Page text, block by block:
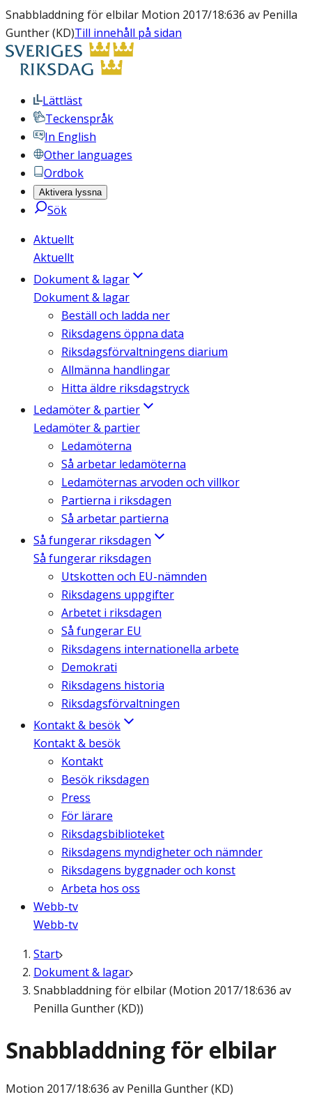
Snabbladdning för elbilar Motion 2017/18:636 av Penilla
Gunther (KD)Till innehåll på sidan
Lättläst
Teckenspråk
In English
Other languages
Ordbok
Aktivera lyssna
Sök
Aktuellt
Aktuellt
Dokument & lagar
Dokument & lagar
Beställ och ladda ner
Riksdagens öppna data
Riksdagsförvaltningens diarium
Allmänna handlingar
Hitta äldre riksdagstryck
Ledamöter & partier
Ledamöter & partier
Ledamöterna
Så arbetar ledamöterna
Ledamöternas arvoden och villkor
Partierna i riksdagen
Så arbetar partierna
Så fungerar riksdagen
Så fungerar riksdagen
Utskotten och EU-nämnden
Riksdagens uppgifter
Arbetet i riksdagen
Så fungerar EU
Riksdagens internationella arbete
Demokrati
Riksdagens historia
Riksdagsförvaltningen
Kontakt & besök
Kontakt & besök
Kontakt
Besök riksdagen
Press
För lärare
Riksdagsbiblioteket
Riksdagens myndigheter och nämnder
Riksdagens byggnader och konst
Arbeta hos oss
Webb-tv
Webb-tv
Start
Dokument & lagar
Snabbladdning för elbilar (Motion 2017/18:636 av
Penilla Gunther (KD))
Snabbladdning för elbilar
Motion 2017/18:636 av Penilla Gunther (KD)